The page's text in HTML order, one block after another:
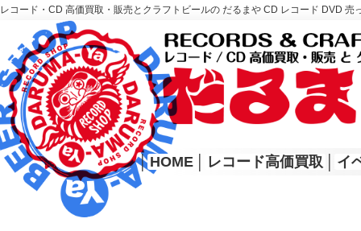
レコード・CD 高価買取・販売とクラフトビールの だるまや CD レコード DVD
レコード高価買取はこちら
HOME
│ HOME レコード高価買取 イ